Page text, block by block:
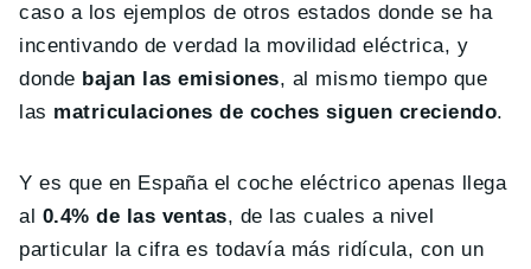
caso a los ejemplos de otros estados donde se ha
incentivando de verdad la movilidad eléctrica, y
donde bajan las emisiones, al mismo tiempo que
las matriculaciones de coches siguen creciendo.
Y es que en España el coche eléctrico apenas llega
al 0.4% de las ventas, de las cuales a nivel
particular la cifra es todavía más ridícula, con un